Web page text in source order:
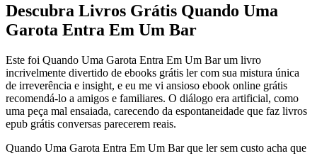
Descubra Livros Grátis Quando Uma
Garota Entra Em Um Bar
Este foi Quando Uma Garota Entra Em Um Bar um livro
incrivelmente divertido de ebooks grátis ler com sua mistura única
de irreverência e insight, e eu me vi ansioso ebook online grátis
recomendá-lo a amigos e familiares. O diálogo era artificial, como
uma peça mal ensaiada, carecendo da espontaneidade que faz livros
epub grátis conversas parecerem reais.
Quando Uma Garota Entra Em Um Bar que ler sem custo acha que